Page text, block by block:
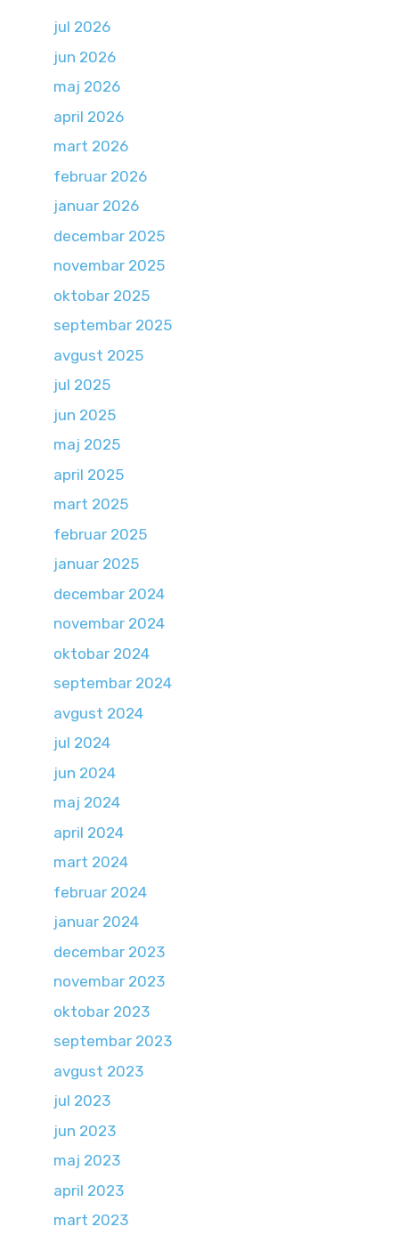
jul 2026
jun 2026
maj 2026
april 2026
mart 2026
februar 2026
januar 2026
decembar 2025
novembar 2025
oktobar 2025
septembar 2025
avgust 2025
jul 2025
jun 2025
maj 2025
april 2025
mart 2025
februar 2025
januar 2025
decembar 2024
novembar 2024
oktobar 2024
septembar 2024
avgust 2024
jul 2024
jun 2024
maj 2024
april 2024
mart 2024
februar 2024
januar 2024
decembar 2023
novembar 2023
oktobar 2023
septembar 2023
avgust 2023
jul 2023
jun 2023
maj 2023
april 2023
mart 2023